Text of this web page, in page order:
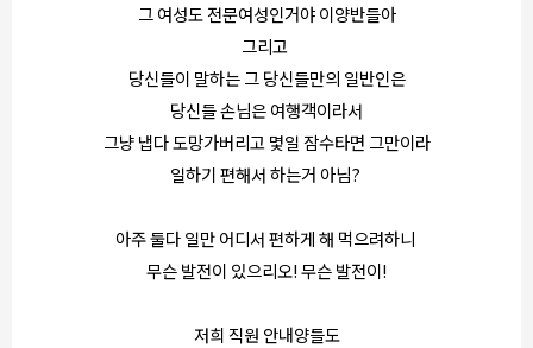
그 여성도 전문여성인거야 이양반들아
그리고
당신들이 말하는 그 당신들만의 일반인은
당신들 손님은 여행객이라서
그냥 냅다 도망가버리고 몇일 잠수타면 그만이라
일하기 편해서 하는거 아님?
아주 둘다 일만 어디서 편하게 해 먹으려하니
무슨 발전이 있으리오! 무슨 발전이!
저희 직원 안내양들도